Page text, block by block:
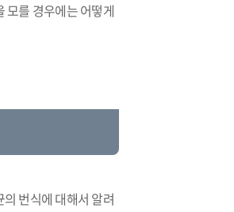
모를 경우에는 어떻게
번식에 대해서 알려